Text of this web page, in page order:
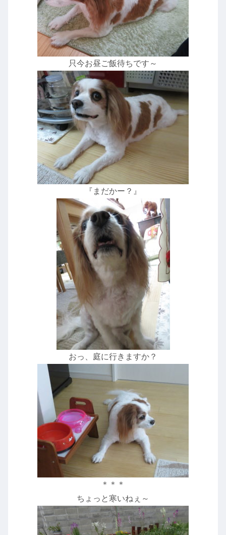
只今お昼ご飯待ちです～
『まだかー？』
おっ、庭に行きますか？
＊＊＊
ちょっと寒いねぇ～